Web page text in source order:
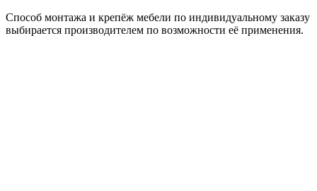
Способ монтажа и крепёж мебели по индивидуальному заказу
выбирается производителем по возможности её применения.